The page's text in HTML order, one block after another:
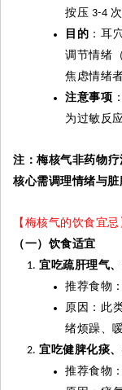
按压 3-4
目的 ：耳
调节情绪
焦虑情绪者
注意事项
为过敏反
注：梅核气非药物疗
核心需调理情绪与脏
【梅核气的饮食宜忌
（一）饮食适宜
宜吃疏肝理气
推荐食物
原因：此
绪烦躁、
宜吃健脾化痰
推荐食物